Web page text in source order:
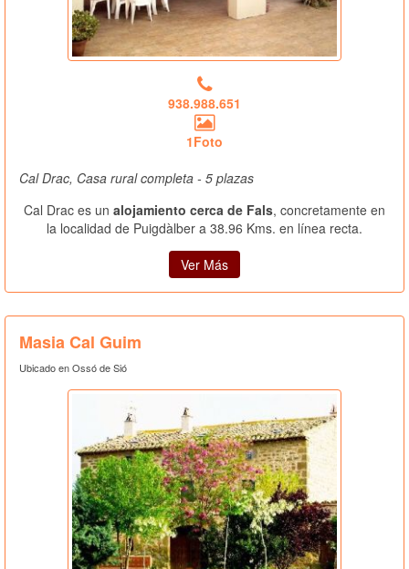
938.988.651
1Foto
Cal Drac, Casa rural completa - 5 plazas
Cal Drac es un alojamiento cerca de Fals, concretamente en
la localidad de Puigdàlber a 38.96 Kms. en línea recta.
Ver Más
Masia Cal Guim
Ubicado en Ossó de Sió